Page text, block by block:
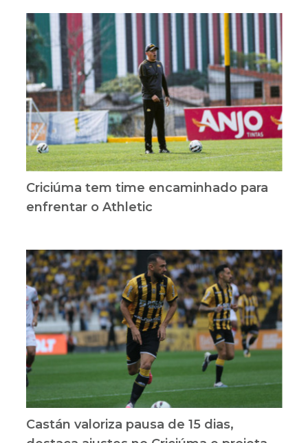
Criciúma tem time encaminhado para
enfrentar o Athletic
Castán valoriza pausa de 15 dias,